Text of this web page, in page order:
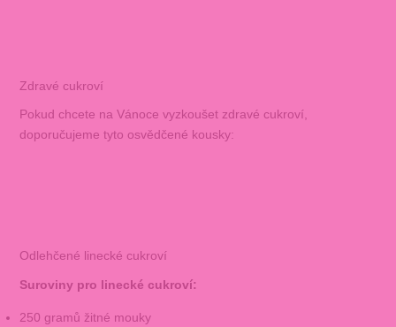
Zdravé cukroví
Pokud chcete na Vánoce vyzkoušet zdravé cukroví,
doporučujeme tyto osvědčené kousky:
Odlehčené linecké cukroví
Suroviny pro linecké cukroví:
250 gramů žitné mouky